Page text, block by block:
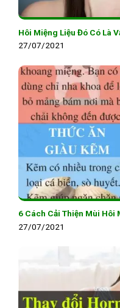
Hôi Miệng Liệu Đó Có Là
27/07/2021
6 Cách Cải Thiện Mùi Hôi
27/07/2021